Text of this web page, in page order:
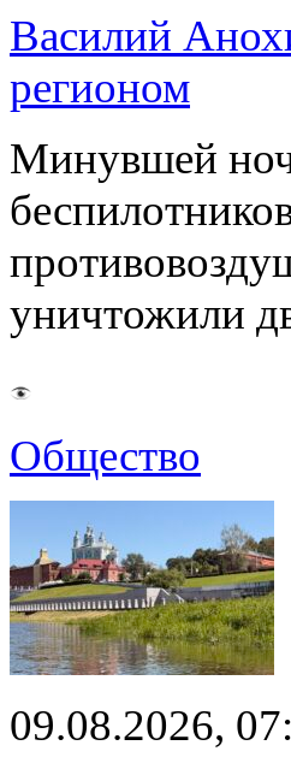
Василий
регионом
Минувшей
уничтожили
Общество
09.08.2026,